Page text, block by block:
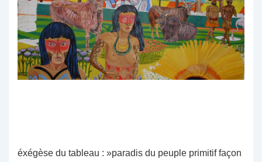
éxégèse du tableau : »paradis du peuple primitif façon